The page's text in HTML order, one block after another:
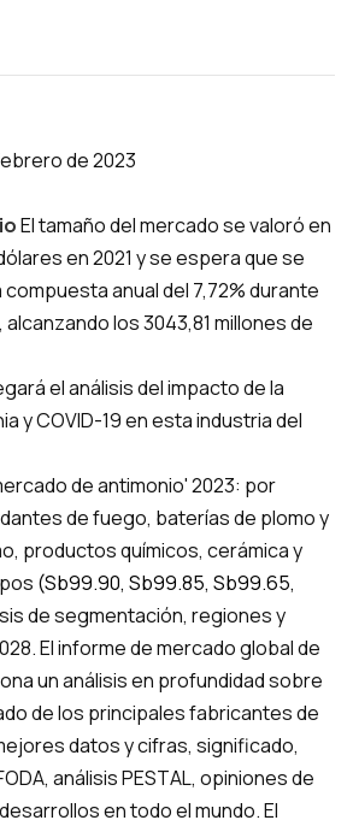
de 2023
El tamaño del mercado se valoró en
en 2021 y se espera que se
anual del 7,72% durante
los 3043,81 millones de
el análisis del impacto de la
y COVID-19 en esta industria del
de antimonio' 2023: por
de fuego, baterías de plomo y
productos químicos, cerámica y
(Sb99.90, Sb99.85, Sb99.65,
de segmentación, regiones y
El informe de mercado global de
un análisis en profundidad sobre
de los principales fabricantes de
datos y cifras, significado,
análisis PESTAL, opiniones de
en todo el mundo. El